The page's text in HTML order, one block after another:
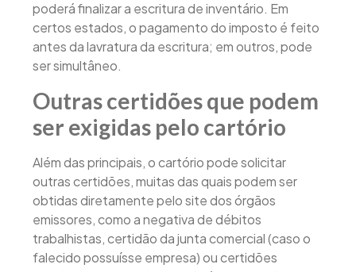
poderá finalizar a escritura de inventário. Em
certos estados, o pagamento do imposto é feito
antes da lavratura da escritura; em outros, pode
ser simultâneo.
Outras certidões que podem
ser exigidas pelo cartório
Além das principais, o cartório pode solicitar
outras certidões, muitas das quais podem ser
obtidas diretamente pelo site dos órgãos
emissores, como a negativa de débitos
trabalhistas, certidão da junta comercial (caso o
falecido possuísse empresa) ou certidões